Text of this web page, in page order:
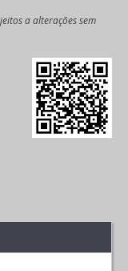
a alterações sem